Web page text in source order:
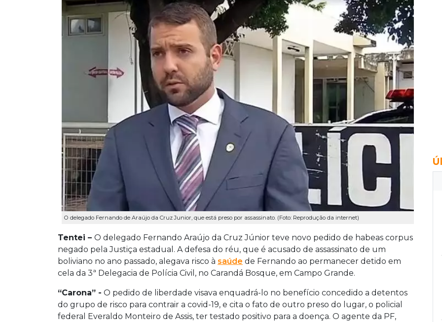
O delegado Fernando de Araújo da Cruz Junior, que está preso por assassinato. (Foto: Reprodução da internet)
Tentei – O delegado Fernando Araújo da Cruz Júnior teve novo pedido de habeas corpus
negado pela Justiça estadual. A defesa do réu, que é acusado de assassinato de um
boliviano no ano passado, alegava risco à saúde de Fernando ao permanecer detido em
cela da 3ª Delegacia de Polícia Civil, no Carandá Bosque, em Campo Grande.
“Carona” - O pedido de liberdade visava enquadrá-lo no benefício concedido a detentos
do grupo de risco para contrair a covid-19, e cita o fato de outro preso do lugar, o policial
federal Everaldo Monteiro de Assis, ter testado positivo para a doença. O agente da PF,